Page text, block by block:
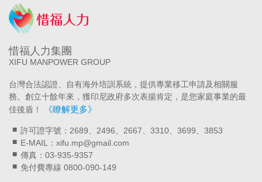
惜福人力集團
XIFU MANPOWER GROUP
台灣合法認證、自有海外培訓系統，提供專業移工申請及相關服
務。創立十餘年來，獲印尼政府多次表揚肯定，是您家庭事業的最
佳後盾！
《瞭解更多》
許可證字號：2689、2496、2667、3310、3699、3853
E-MAIL：xifu.mp@gmail.com
傳真：03-935-9357
免付費專線 0800-090-149